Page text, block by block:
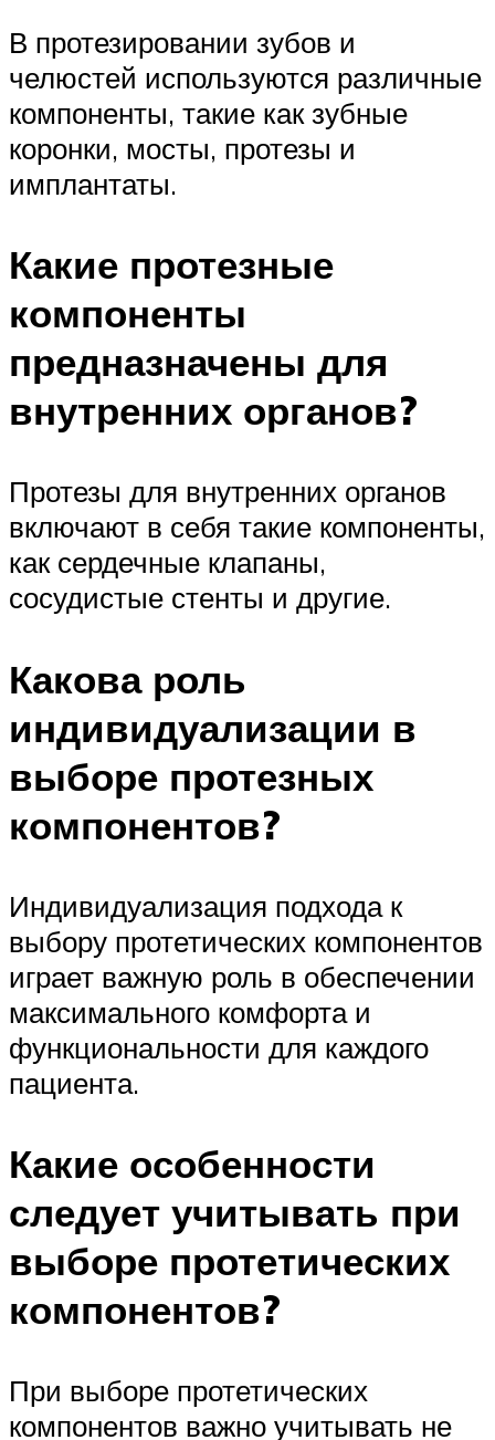
В протезировании зубов и
челюстей используются различные
компоненты, такие как зубные
коронки, мосты, протезы и
имплантаты.
Какие протезные
компоненты
предназначены для
внутренних органов?
Протезы для внутренних органов
включают в себя такие компоненты,
как сердечные клапаны,
сосудистые стенты и другие.
Какова роль
индивидуализации в
выборе протезных
компонентов?
Индивидуализация подхода к
выбору протетических компонентов
играет важную роль в обеспечении
максимального комфорта и
функциональности для каждого
пациента.
Какие особенности
следует учитывать при
выборе протетических
компонентов?
При выборе протетических
компонентов важно учитывать не